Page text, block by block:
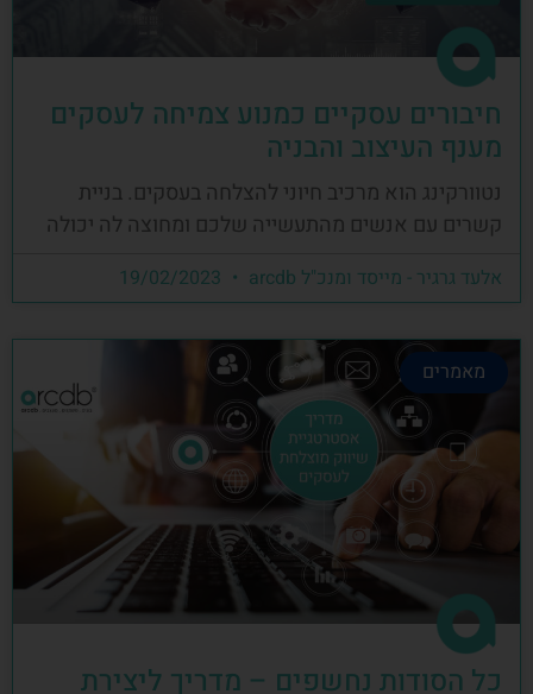
חיבורים עסקיים כמנוע צמיחה לעסקים
מענף העיצוב והבניה
נטוורקינג הוא מרכיב חיוני להצלחה בעסקים. בניית
קשרים עם אנשים מהתעשייה שלכם ומחוצה לה יכולה
אלעד גרגיר - מייסד ומנכ"ל arcdb
מאמרים
כל הסודות נחשפים – מדריך ליצירת